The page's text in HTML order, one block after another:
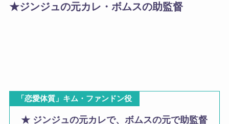
★ジンジュの元カレ・ボムスの助監督
「恋愛体質」キム・ファンドン役
★ ジンジュの元カレで、ボムスの元で助監督